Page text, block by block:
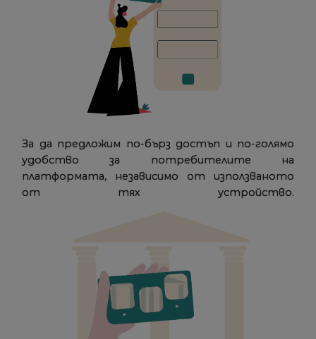
За да предложим по-бърз достъп и по-голямо
удобство за потребителите на
платформата, независимо от използваното
от тях устройство.